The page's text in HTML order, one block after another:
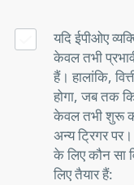
यदि ईपीओए
केवल तभी
हैं। हालांकि,
होगा, जब तक
केवल तभी शुरू
अन्य ट्रिगर
के लिए कौन सा
लिए तैयार हैं: